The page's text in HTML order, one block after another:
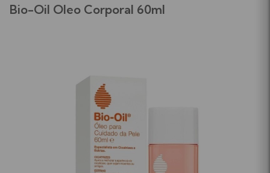
Fraldas, Toalhitas e Muda da Fralda
Antiestrias e Reafirmantes
Malas de Maternidade
Bio-Oil Oleo Corporal 60ml